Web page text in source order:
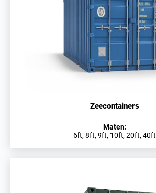
Zeecontainers
Maten:
6ft, 8ft, 9ft, 10ft, 20ft, 40ft